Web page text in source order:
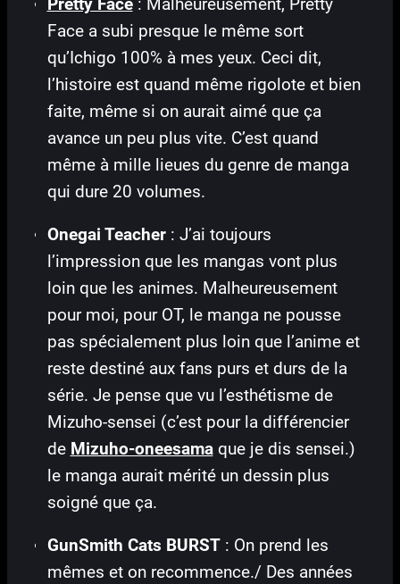
Pretty Face: Malheureusement, Pretty
Face a subi presque le même sort
qu’Ichigo 100% à mes yeux. Ceci dit,
l’histoire est quand même rigolote et bien
faite, même si on aurait aimé que ça
avance un peu plus vite. C’est quand
même à mille lieues du genre de manga
qui dure 20 volumes.
Onegai Teacher: J’ai toujours
l’impression que les mangas vont plus
loin que les animes. Malheureusement
pour moi, pour OT, le manga ne pousse
pas spécialement plus loin que l’anime et
reste destiné aux fans purs et durs de la
série. Je pense que vu l’esthétisme de
Mizuho-sensei (c’est pour la différencier
de Mizuho-oneesamaque je dis sensei.)
le manga aurait mérité un dessin plus
soigné que ça.
GunSmith Cats BURST: On prend les
mêmes et on recommence./ Des années